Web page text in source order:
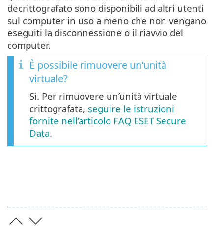
decrittografato sono disponibili ad altri utenti
sul computer in uso a meno che non vengano
eseguiti la disconnessione o il riavvio del
computer.
È possibile rimuovere un'unità
virtuale?
Sì. Per rimuovere un’unità virtuale
crittografata, seguire le istruzioni
fornite nell’articolo FAQ ESET Secure
Data.